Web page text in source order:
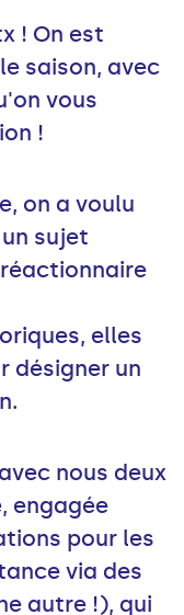
! On est
saison, avec
vous
!
on a voulu
sujet
elles
désigner un
nous deux
engagée
pour les
via des
autre !), qui